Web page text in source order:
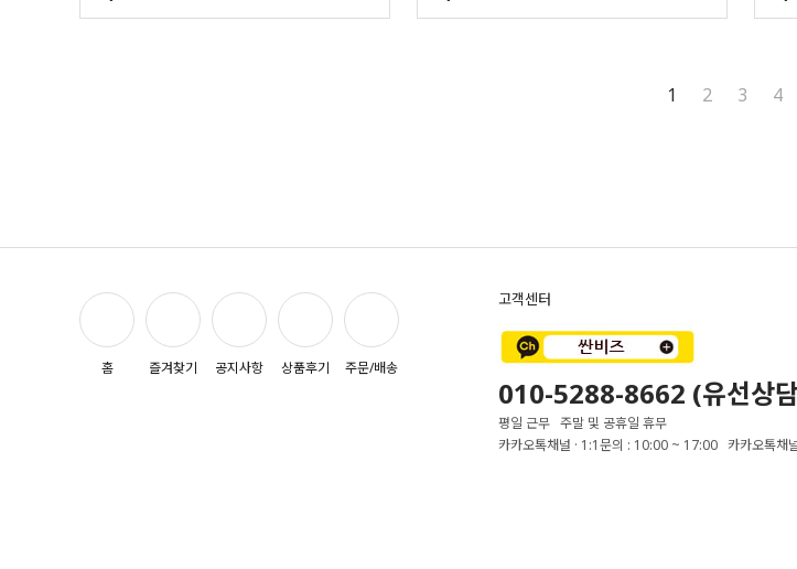
1 2 3 4
홈 즐겨찾기 공지사항 상품후기 주문/배송
고객센터
010-5288-8662 (유선상
평일 근무 주말 및 공휴일 휴무
카카오톡채널 · 1:1문의 : 10:00 ~ 17:00 카카오톡채